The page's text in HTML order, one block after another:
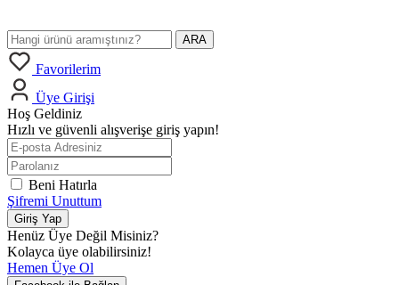
ARA
Favorilerim
Üye Girişi
Hoş Geldiniz
Hızlı ve güvenli alışverişe giriş yapın!
Beni Hatırla
Şifremi Unuttum
Giriş Yap
Henüz Üye Değil Misiniz?
Kolayca üye olabilirsiniz!
Hemen Üye Ol